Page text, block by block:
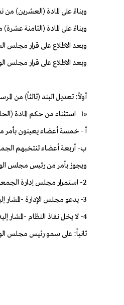
وبناءً على المادة (العشرين) من نظام
وبناءً على المادة (الثامنة عشرة) من
وبعد الاطلاع على قرار مجلس الشورى رقم (21/227)
وبعد الاطلاع على قرار مجلس الوزراء رقم (15)
أولاً: تعديل البند (ثالثاً) من المرسوم الملكي رقم (م/83) بتاريخ 1439/7/25هـ، الصادر في شأن الموافقة على
«1- استثناء من حكم المادة (الحادية والعشرين) من النظام المشار إليه في البند (أولاً)، يشكل أول مجلس إدارة للجمعية من تسعة أعضاء لمدة ثلاث سنوات على النحو الآتي:
أ - خمسة أعضاء يعينون بأمر
ب- أربعة أعضاء تنتخبهم الجمعية العمومية وفقاً للفقرة (1) من
ويجوز بأمر من رئيس مجلس
2- استمرار مجلس إدارة الجمعية القائم -وقت نفاذ النظام- في أداء المهمات الموكولة إليه، وذلك إلى حين تشكيل مجلس إدارة جديد وفقاً للفقرة (1) من هذا البند.
3- يدعو مجلس الإدارة -المشار إليه في الفقرة (2) أعلاه- الجمعية العمومية للانعقاد خلال (120) يوماً، لانتخاب الأعضاء المشار إليهم في الفقرة الفرعية (ب) من الفقرة (1) أعلاه.
4- لا يخل نفاذ النظام -المشار إليه في البند (أولاً)- باستمرار عضوية الأعضاء المنتسبين لجمعية الكشافة العربية السعودية قبل نفاذ ذلك النظام».
ثانياً: على سمو رئيس مجلس